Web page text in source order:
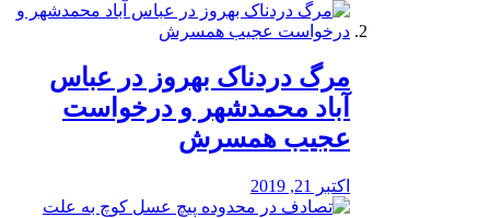
مرگ دردناک بهروز در عباس
آباد محمدشهر و درخواست
عجیب همسرش
اکتبر 21, 2019